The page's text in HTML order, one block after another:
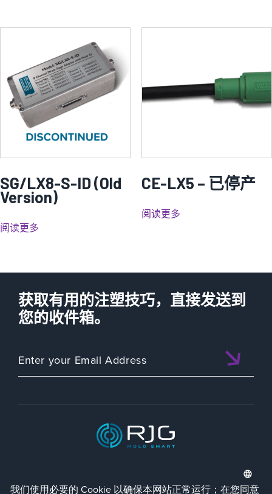
SG/LX8-S-ID (Old
Version)
阅读更多
CE-LX5 – 已停产
阅读更多
获取有用的注塑技巧，直接发送到
您的收件箱。